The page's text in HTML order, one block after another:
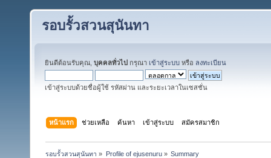
รอบรั้วสวนสุนันทา
ยินดีต้อนรับคุณ, บุคคลทั่วไป กรุณา เข้าสู่ระบบ หรือ ลงทะเบียน
เข้าสู่ระบบด้วยชื่อผู้ใช้ รหัสผ่าน และระยะเวลาในเซสชั่น
หน้าแรก ช่วยเหลือ ค้นหา เข้าสู่ระบบ สมัครสมาชิก
รอบรั้วสวนสุนันทา » Profile of ejusenuru» Summary